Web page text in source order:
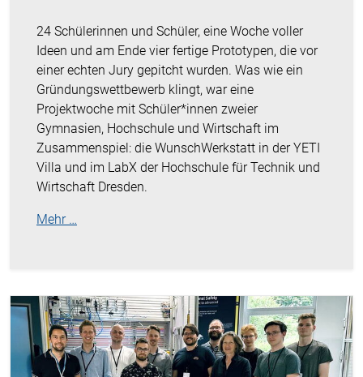
24 Schülerinnen und Schüler, eine Woche voller
Ideen und am Ende vier fertige Prototypen, die vor
einer echten Jury gepitcht wurden. Was wie ein
Gründungswettbewerb klingt, war eine
Projektwoche mit Schüler*innen zweier
Gymnasien, Hochschule und Wirtschaft im
Zusammenspiel: die WunschWerkstatt in der YETI
Villa und im LabX der Hochschule für Technik und
Wirtschaft Dresden.
Mehr …